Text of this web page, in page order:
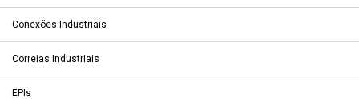
Conexões Industriais
Correias Industriais
EPIs